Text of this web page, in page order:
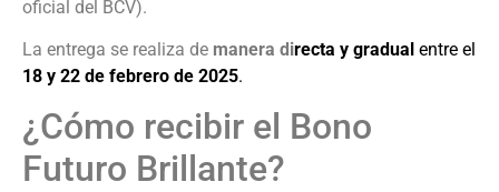
oficial del BCV).
La entrega se realiza de manera directa y gradual entre el
18 y 22 de febrero de 2025.
¿Cómo recibir el Bono
Futuro Brillante?